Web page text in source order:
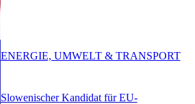
Slowenischer Kandidat für EU-
ENERGIE, UMWELT & TRANSPORT